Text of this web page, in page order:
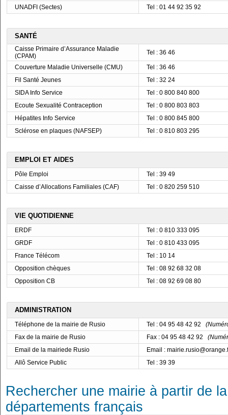
UNADFI (Sectes)
Tel : 01 44 92 35 92
SANTÉ
Caisse Primaire d’Assurance Maladie
(CPAM)
Tel : 36 46
Couverture Maladie Universelle (CMU)
Tel : 36 46
Fil Santé Jeunes
Tel : 32 24
SIDA Info Service
Tel : 0 800 840 800
Ecoute Sexualité Contraception
Tel : 0 800 803 803
Hépatites Info Service
Tel : 0 800 845 800
Sclérose en plaques (NAFSEP)
Tel : 0 810 803 295
EMPLOI ET AIDES
Pôle Emploi
Tel : 39 49
Caisse d’Allocations Familiales (CAF)
Tel : 0 820 259 510
VIE QUOTIDIENNE
ERDF
Tel : 0 810 333 095
GRDF
Tel : 0 810 433 095
France Télécom
Tel : 10 14
Opposition chèques
Tel : 08 92 68 32 08
Opposition CB
Tel : 08 92 69 08 80
ADMINISTRATION
Téléphone de la mairie de Rusio Tel : 04 95 48 42 92
Fax de la mairie de Rusio
Fax : 04 95 48 42 92
Email de la mairiede Rusio
Email :
Allô Service Public
Tel : 39 39
Rechercher une mairie à partir de
départements français